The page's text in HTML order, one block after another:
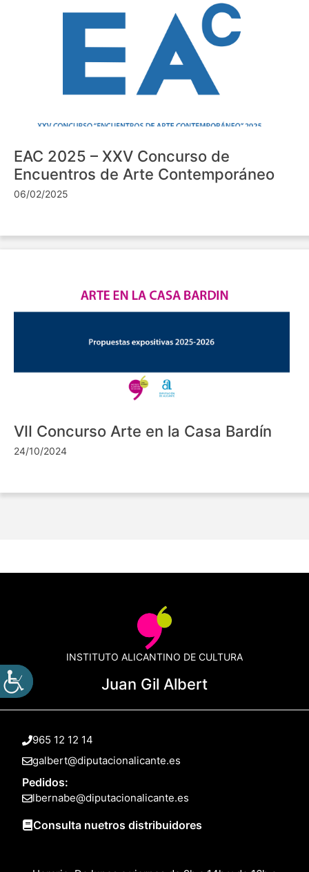
EAC 2025 – XXV Concurso de
Encuentros de Arte Contemporáneo
06/02/2025
VII Concurso Arte en la Casa Bardín
24/10/2024
INSTITUTO ALICANTINO DE CULTURA
Juan Gil Albert
965 12 12 14
galbert@diputacionalicante.es
Pedidos:
lbernabe@diputacionalicante.es
Consulta nuetros distribuidores